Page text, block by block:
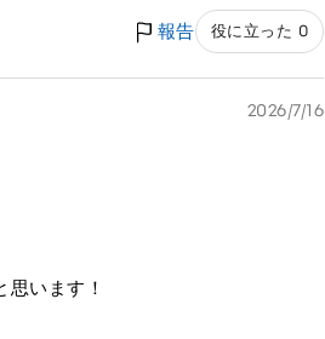
報告 役に立った 0
2026/7/16
います！